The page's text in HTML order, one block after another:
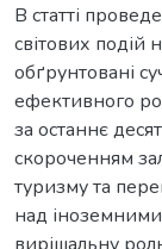
В статті
світових подій
обґрунтовані
ефективного
за останнє
скороченням
туризму та
над